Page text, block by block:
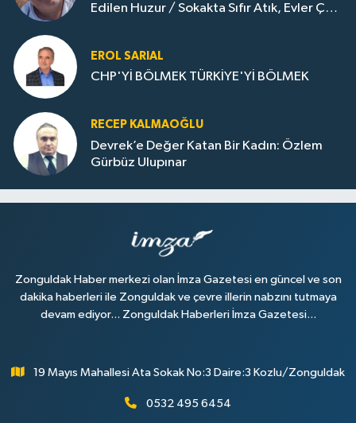
Edilen Huzur / Sokakta Sıfır Atık, Evler Çöp
EROL SARIAL
CHP'Yİ BÖLMEK TÜRKİYE'Yİ BÖLMEK
RECEP KALMAOĞLU
Devrek’e Değer Katan Bir Kadın: Özlem
Gürbüz Ulupınar
Zonguldak Haber merkezi olan İmza Gazetesi en güncel ve son
dakika haberleri ile Zonguldak ve çevre illerin nabzını tutmaya
devam ediyor... Zonguldak Haberleri İmza Gazetesi...
19 Mayıs Mahallesi Ata Sokak No:3 Daire:3 Kozlu/Zonguldak
0532 495 6454